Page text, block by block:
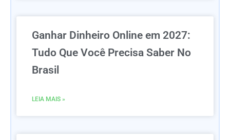
Ganhar Dinheiro Online em 2027:
Tudo Que Você Precisa Saber No
Brasil
LEIA MAIS »